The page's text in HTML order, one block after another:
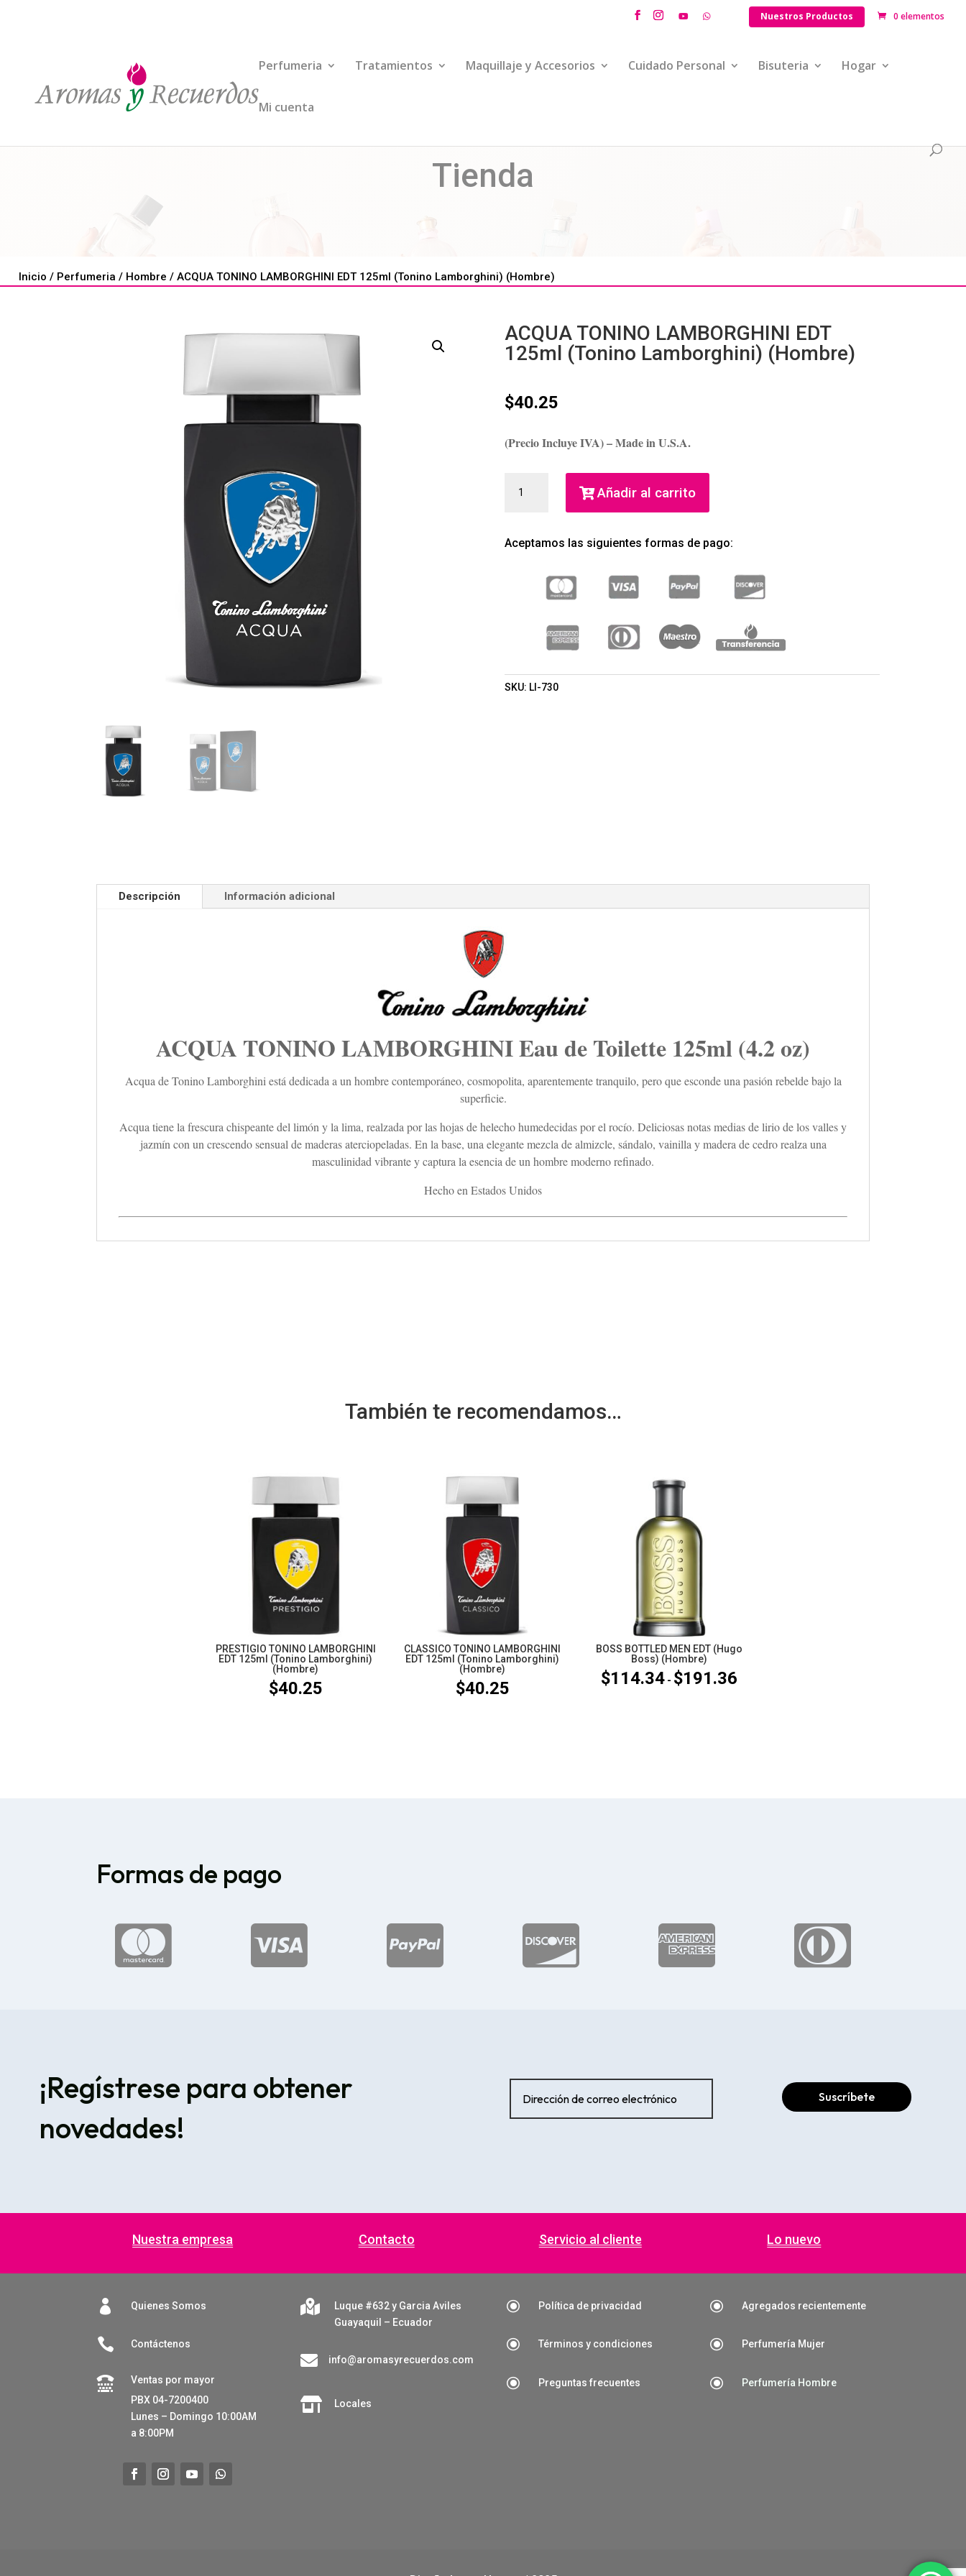
Nuestros Productos 0 elementos
Perfumeria Tratamientos Maquillaje y Accesorios Cuidado Personal Bisuteria Hogar
Mi cuenta
Tienda
Inicio / Perfumeria / Hombre / ACQUA TONINO LAMBORGHINI EDT 125ml (Tonino Lamborghini) (Hombre)
ACQUA TONINO LAMBORGHINI EDT
125ml (Tonino Lamborghini) (Hombre)
$40.25
(Precio Incluye IVA) – Made in U.S.A.
TONINO
LAMBORGHINI
125ML
LAMBORGHINI)
(HOMBRE)
Añadir al carrito
Aceptamos las siguientes formas de pago:
SKU: LI-730
Descripción Información adicional
ACQUA TONINO LAMBORGHINI Eau de Toilette 125ml (4.2 oz)
Acqua de Tonino Lamborghini está dedicada a un hombre contemporáneo, cosmopolita, aparentemente tranquilo, pero que esconde una pasión rebelde bajo la
superficie.
Acqua tiene la frescura chispeante del limón y la lima, realzada por las hojas de helecho humedecidas por el rocío. Deliciosas notas medias de lirio de los valles y
jazmín con un crescendo sensual de maderas aterciopeladas. En la base, una elegante mezcla de almizcle, sándalo, vainilla y madera de cedro realza una
masculinidad vibrante y captura la esencia de un hombre moderno refinado.
Hecho en Estados Unidos
También te recomendamos…
PRESTIGIO TONINO LAMBORGHINI
EDT 125ml (Tonino Lamborghini)
(Hombre)
$40.25
CLASSICO TONINO LAMBORGHINI
EDT 125ml (Tonino Lamborghini)
(Hombre)
$40.25
BOSS BOTTLED MEN EDT (Hugo
Boss) (Hombre)
$114.34 - $191.36
Formas de pago
     
¡Regístrese para obtener
novedades!
Suscríbete
Nuestra empresa Contacto Servicio al cliente Lo nuevo
 Quienes Somos
 Contáctenos

Ventas por mayor
PBX 04-7200400
Lunes – Domingo 10:00AM
a 8:00PM

Luque #632 y Garcia Aviles
Guayaquil – Ecuador
 info@aromasyrecuerdos.com
 Locales
\ Política de privacidad
\ Términos y condiciones
\ Preguntas frecuentes
\ Agregados recientemente
\ Perfumería Mujer
\ Perfumería Hombre